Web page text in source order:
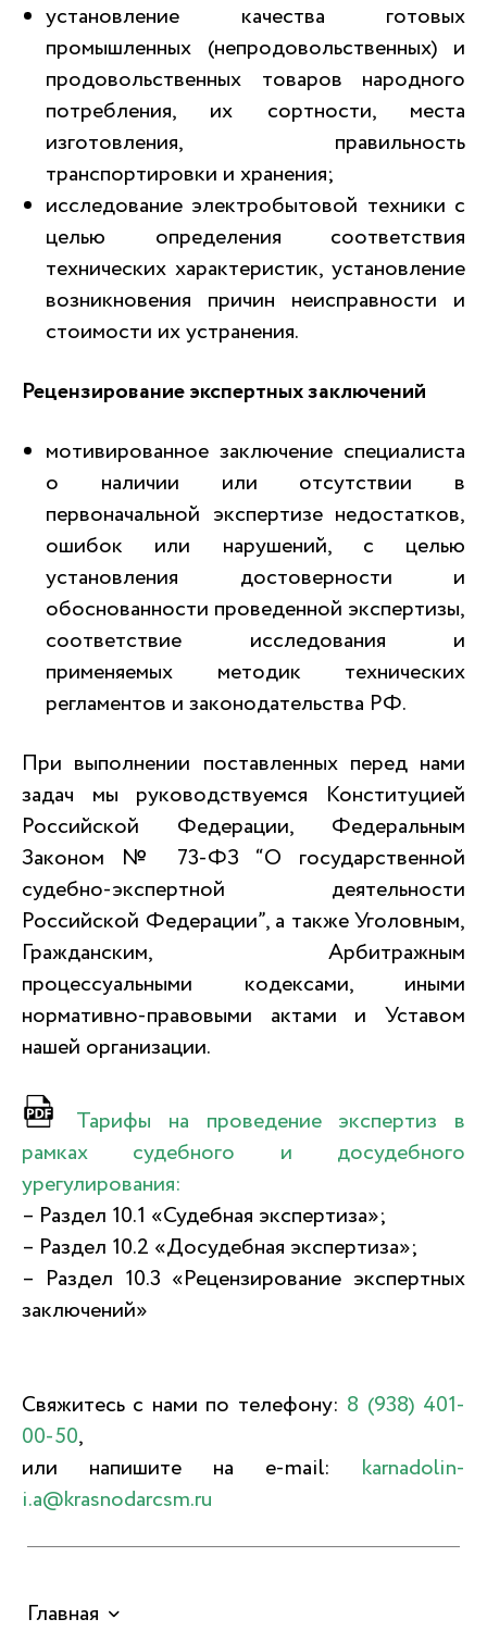
установление качества готовых
промышленных (непродовольственных) и
продовольственных товаров народного
потребления, их сортности, места
изготовления, правильность
транспортировки и хранения;
исследование электробытовой техники с
целью определения соответствия
технических характеристик, установление
возникновения причин неисправности и
стоимости их устранения.
Рецензирование экспертных заключений
мотивированное заключение специалиста
о наличии или отсутствии в
первоначальной экспертизе недостатков,
ошибок или нарушений, с целью
установления достоверности и
обоснованности проведенной экспертизы,
соответствие исследования и
применяемых методик технических
регламентов и законодательства РФ.
При выполнении поставленных перед нами
задач мы руководствуемся Конституцией
Российской Федерации, Федеральным
Законом № 73-ФЗ “О государственной
судебно-экспертной деятельности
Российской Федерации”, а также Уголовным,
Гражданским, Арбитражным
процессуальными кодексами, иными
нормативно-правовыми актами и Уставом
нашей организации.
Тарифы на проведение экспертиз в
рамках судебного и досудебного
урегулирования:
– Раздел 10.1 «Судебная экспертиза»;
– Раздел 10.2 «Досудебная экспертиза»;
– Раздел 10.3 «Рецензирование экспертных
заключений»
Свяжитесь с нами по телефону: 8 (938) 401-
00-50,
или напишите на e-mail: karnadolin-
i.a@krasnodarcsm.ru
Главная